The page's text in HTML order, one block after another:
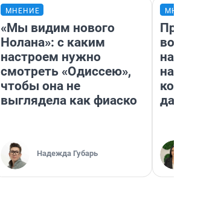
МНЕНИЕ
«Мы видим нового
Нолана»: с каким
настроем нужно
смотреть «Одиссею»,
чтобы она не
выглядела как фиаско
Надежда Губарь
нам
даже